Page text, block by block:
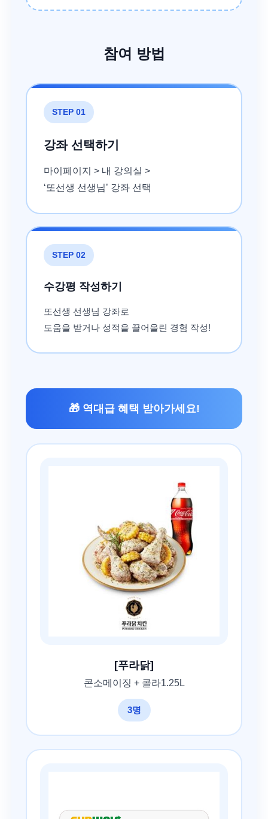
참여 방법
STEP 01
강좌 선택하기
마이페이지 > 내 강의실 >
‘또선생 선생님’ 강좌 선택
STEP 02
수강평 작성하기
또선생 선생님 강좌로
도움을 받거나 성적을 끌어올린 경험 작성!
🎁 역대급 혜택 받아가세요!
[푸라닭]
콘소메이징 + 콜라1.25L
3명